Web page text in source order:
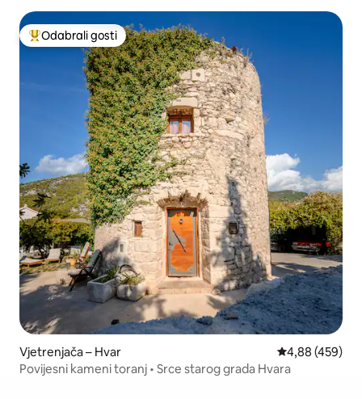
Među najviše rangiranima s oznakom „Odabrali gosti”
Odabrali gosti
Vjetrenjača – Hvar Prosječna
4,88 (459)
Povijesni kameni toranj • Srce starog grada Hvara